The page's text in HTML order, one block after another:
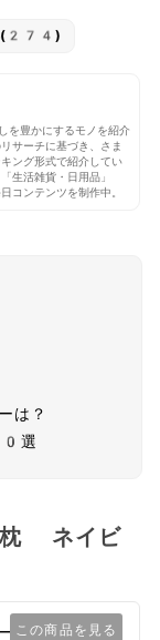
具(274)
を豊かにするモノを紹介
サーチに基づき、さま
ング形式で紹介してい
生活雑貨・日用品」
コンテンツを制作中。
は？
選
ネイビ
この商品を見る